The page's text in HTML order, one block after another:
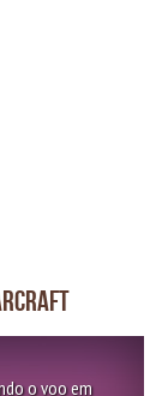
o voo em